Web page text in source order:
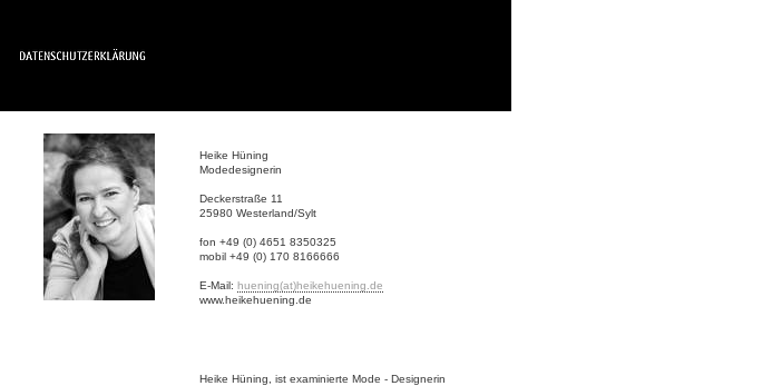
Heike Hüning
Modedesignerin
Deckerstraße 11
25980 Westerland/Sylt
fon +49 (0) 4651 8350325
mobil +49 (0) 170 8166666
E-Mail: huening(at)heikehuening.de
www.heikehuening.de
Heike Hüning, ist examinierte Mode - Designerin